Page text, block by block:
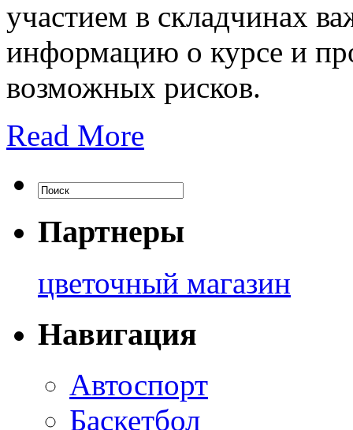
участием в складчинах
информацию о курсе и
возможных рисков.
Read More
Партнеры
цветочный магазин
Навигация
Автоспорт
Баскетбол